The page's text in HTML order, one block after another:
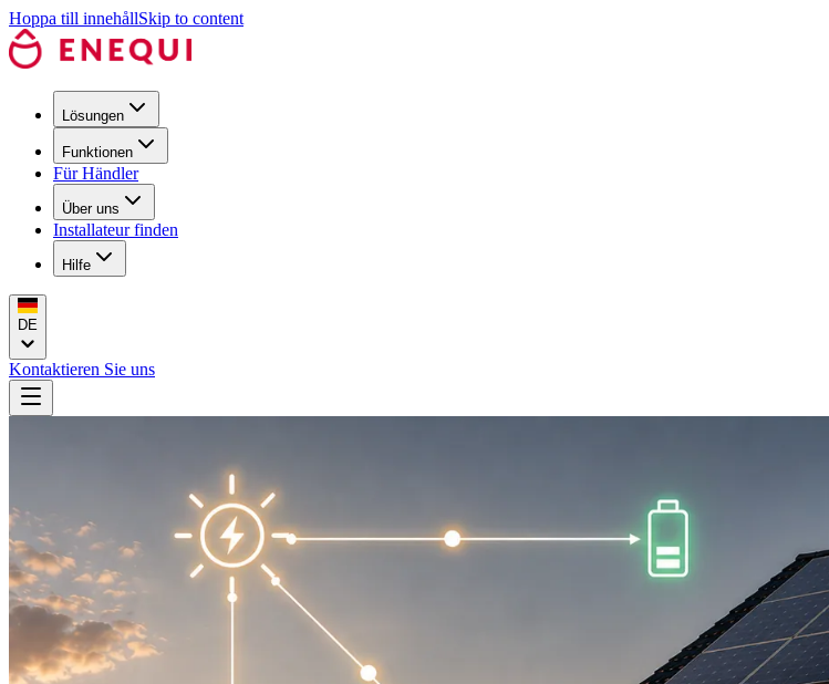
Hoppa till innehållSkip to content
Lösungen
Funktionen
Für Händler
Über uns
Installateur finden
Hilfe
DE
Kontaktieren Sie uns